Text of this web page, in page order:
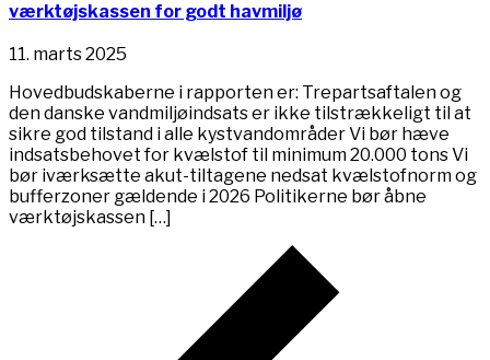
værktøjskassen for godt havmiljø
11. marts 2025
Hovedbudskaberne i rapporten er: Trepartsaftalen og
den danske vandmiljøindsats er ikke tilstrækkeligt til at
sikre god tilstand i alle kystvandområder Vi bør hæve
indsatsbehovet for kvælstof til minimum 20.000 tons Vi
bør iværksætte akut-tiltagene nedsat kvælstofnorm og
bufferzoner gældende i 2026 Politikerne bør åbne
værktøjskassen […]